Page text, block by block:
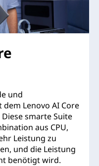
und
Lenovo AI Core
smarte Suite
aus CPU,
Leistung zu
und die Leistung
benötigt wird.